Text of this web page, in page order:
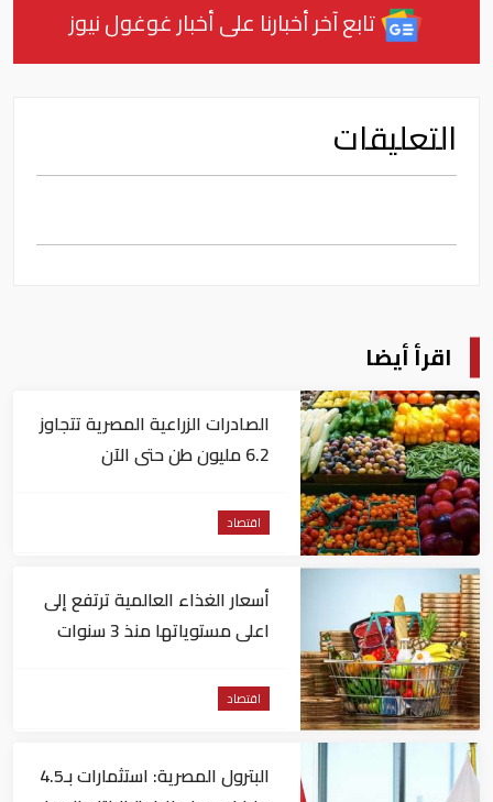
تابع آخر أخبارنا على أخبار غوغول نيوز
التعليقات
اقرأ أيضا
الصادرات الزراعية المصرية تتجاوز
6.2 مليون طن حتى الآن
اقتصاد
أسعار الغذاء العالمية ترتفع إلى
اعلى مستوياتها منذ 3 سنوات
اقتصاد
البترول المصرية: استثمارات بـ4.5